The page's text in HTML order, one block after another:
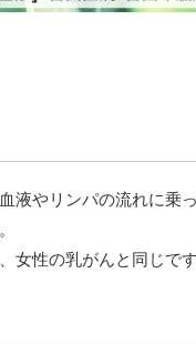
液やリンパの流れに乗
女性の乳がんと同じです